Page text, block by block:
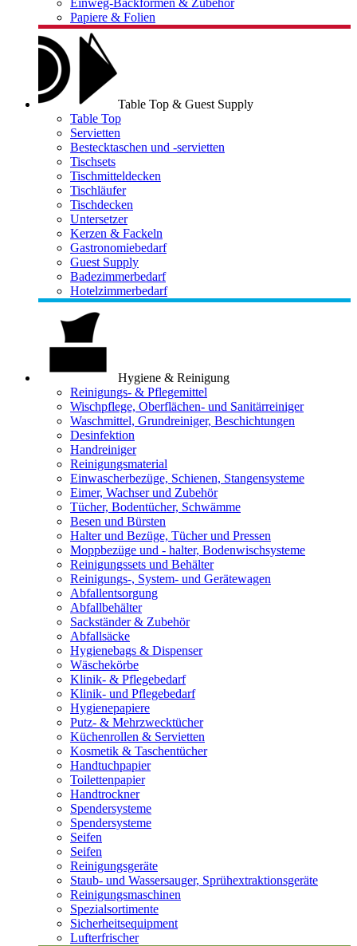
Einweg-Backformen & Zubehör
Papiere & Folien
Table Top & Guest Supply
Table Top
Servietten
Bestecktaschen und -servietten
Tischsets
Tischmitteldecken
Tischläufer
Tischdecken
Untersetzer
Kerzen & Fackeln
Gastronomiebedarf
Guest Supply
Badezimmerbedarf
Hotelzimmerbedarf
Hygiene & Reinigung
Reinigungs- & Pflegemittel
Wischpflege, Oberflächen- und Sanitärreiniger
Waschmittel, Grundreiniger, Beschichtungen
Desinfektion
Handreiniger
Reinigungsmaterial
Einwascherbezüge, Schienen, Stangensysteme
Eimer, Wachser und Zubehör
Tücher, Bodentücher, Schwämme
Besen und Bürsten
Halter und Bezüge, Tücher und Pressen
Moppbezüge und - halter, Bodenwischsysteme
Reinigungssets und Behälter
Reinigungs-, System- und Gerätewagen
Abfallentsorgung
Abfallbehälter
Sackständer & Zubehör
Abfallsäcke
Hygienebags & Dispenser
Wäschekörbe
Klinik- & Pflegebedarf
Klinik- und Pflegebedarf
Hygienepapiere
Putz- & Mehrzwecktücher
Küchenrollen & Servietten
Kosmetik & Taschentücher
Handtuchpapier
Toilettenpapier
Handtrockner
Spendersysteme
Spendersysteme
Seifen
Seifen
Reinigungsgeräte
Staub- und Wassersauger, Sprühextraktionsgeräte
Reinigungsmaschinen
Spezialsortimente
Sicherheitsequipment
Lufterfrischer